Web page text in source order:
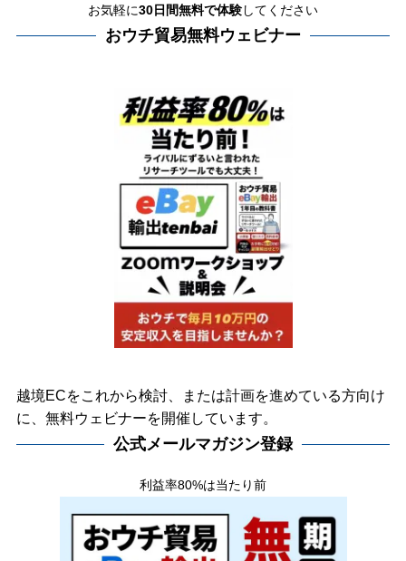
お気軽に30日間無料で体験してください
おウチ貿易無料ウェビナー
越境ECをこれから検討、または計画を進めている方向け
に、無料ウェビナーを開催しています。
公式メールマガジン登録
利益率80%は当たり前